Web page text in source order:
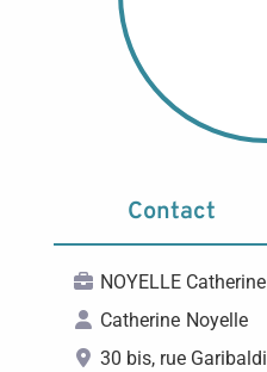
Contact
NOYELLE Catherine
Catherine Noyelle
30 bis, rue Garibaldi